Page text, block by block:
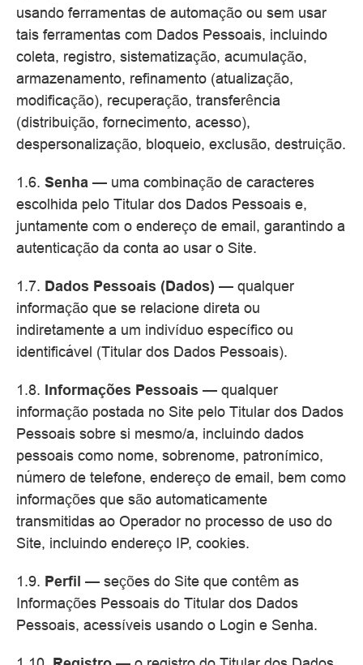
usando ferramentas de automação ou sem usar
tais ferramentas com Dados Pessoais, incluindo
coleta, registro, sistematização, acumulação,
armazenamento, refinamento (atualização,
modificação), recuperação, transferência
(distribuição, fornecimento, acesso),
despersonalização, bloqueio, exclusão, destruição.
1.6. Senha — uma combinação de caracteres
escolhida pelo Titular dos Dados Pessoais e,
juntamente com o endereço de email, garantindo a
autenticação da conta ao usar o Site.
1.7. Dados Pessoais (Dados) — qualquer
informação que se relacione direta ou
indiretamente a um indivíduo específico ou
identificável (Titular dos Dados Pessoais).
1.8. Informações Pessoais — qualquer
informação postada no Site pelo Titular dos Dados
Pessoais sobre si mesmo/a, incluindo dados
pessoais como nome, sobrenome, patronímico,
número de telefone, endereço de email, bem como
informações que são automaticamente
transmitidas ao Operador no processo de uso do
Site, incluindo endereço IP, cookies.
1.9. Perfil — seções do Site que contêm as
Informações Pessoais do Titular dos Dados
Pessoais, acessíveis usando o Login e Senha.